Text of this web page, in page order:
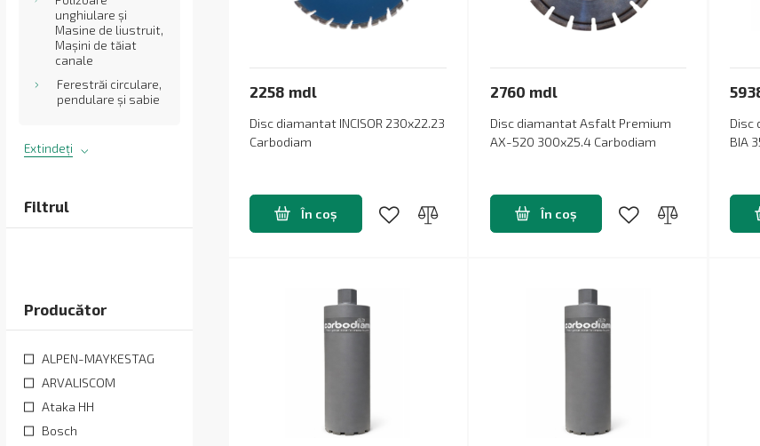
unghiulare și
Masine de liustruit,
Mașini de tăiat
canale
Ferestrăi circulare,
pendulare și sabie
Extindeți
Filtrul
Producător
ALPEN-MAYKESTAG
ARVALISCOM
Ataka HH
Bosch
2258 mdl
Disc diamantat INCISOR 230x22.23
Carbodiam
În coș
2760 mdl
Disc diamantat Asfalt Premium
AX-520 300x25.4 Carbodiam
În coș
Disc
BIA